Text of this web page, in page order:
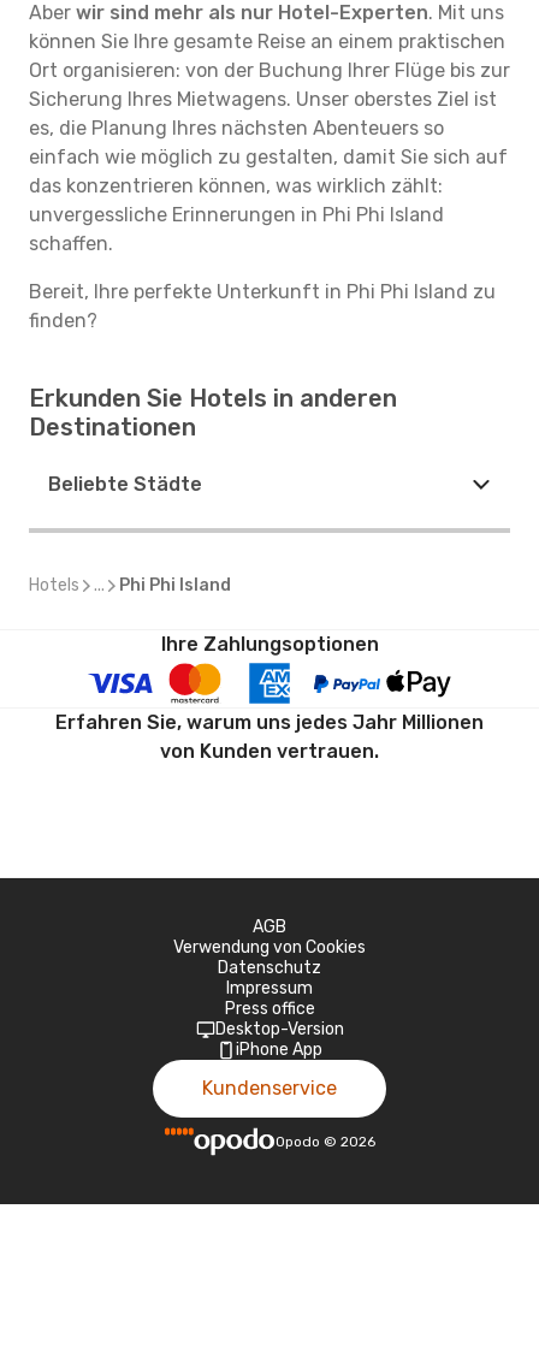
Aber wir sind mehr als nur Hotel-Experten. Mit uns
können Sie Ihre gesamte Reise an einem praktischen
Ort organisieren: von der Buchung Ihrer Flüge bis zur
Sicherung Ihres Mietwagens. Unser oberstes Ziel ist
es, die Planung Ihres nächsten Abenteuers so
einfach wie möglich zu gestalten, damit Sie sich auf
das konzentrieren können, was wirklich zählt:
unvergessliche Erinnerungen in Phi Phi Island
schaffen.
Bereit, Ihre perfekte Unterkunft in Phi Phi Island zu
finden?
Erkunden Sie Hotels in anderen
Destinationen
Beliebte Städte
Hotels ... Phi Phi Island
Ihre Zahlungsoptionen
Erfahren Sie, warum uns jedes Jahr Millionen
von Kunden vertrauen.
AGB
Verwendung von Cookies
Datenschutz
Impressum
Press office
Desktop-Version
iPhone App
Kundenservice
Opodo © 2026